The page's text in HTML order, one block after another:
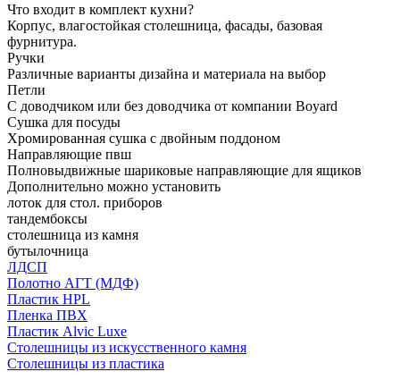
Что входит в комплект кухни?
Корпус, влагостойкая столешница, фасады, базовая
фурнитура.
Ручки
Различные варианты дизайна и материала на выбор
Петли
С доводчиком или без доводчика от компании Boyard
Сушка для посуды
Хромированная сушка с двойным поддоном
Направляющие пвш
Полновыдвижные шариковые направляющие для ящиков
Дополнительно можно установить
лоток для стол. приборов
тандембоксы
столешница из камня
бутылочница
ЛДСП
Полотно АГТ (МДФ)
Пластик HPL
Пленка ПВХ
Пластик Alvic Luxe
Столешницы из искусственного камня
Столешницы из пластика